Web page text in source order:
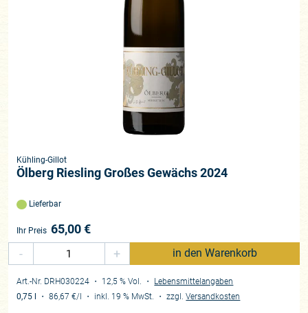
Kühling-Gillot
Ölberg Riesling Großes Gewächs 2024
Lieferbar
Ihr Preis 65,00€
-
+ in den Warenkorb
Art.-Nr. DRH030224 ・ 12,5 % Vol. ・ Lebensmittelangaben
0,75 l
・86,67 €/l ・ inkl. 19 % MwSt. ・zzgl.Versandkosten